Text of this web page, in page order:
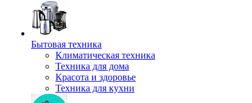
Бытовая техника
Климатическая техника
Техника для дома
Красота и здоровье
Техника для кухни